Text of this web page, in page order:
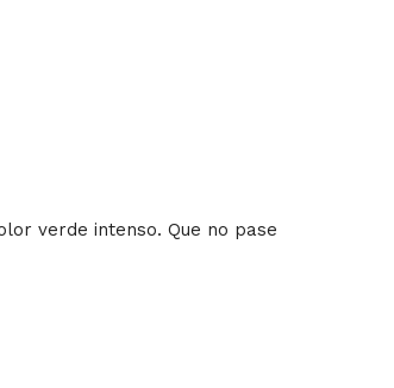
verde intenso. Que no pase